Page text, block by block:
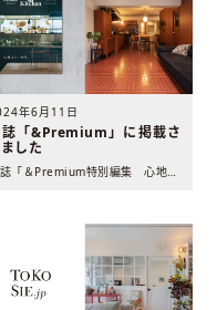
年6月11日
「&Premium」に掲載さ
した